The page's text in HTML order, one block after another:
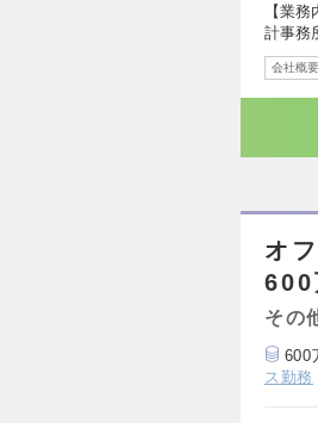
【業
計事務
会社概要
オ
600
その
600
ス勤務